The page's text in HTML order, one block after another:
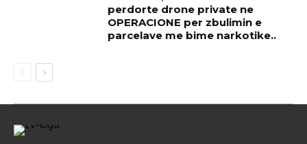
perdorte drone private ne
OPERACIONE per zbulimin e
parcelave me bime narkotike..